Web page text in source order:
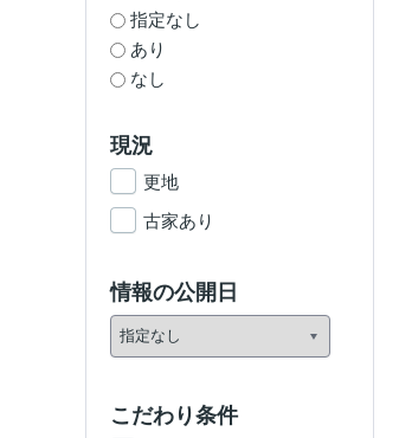
指定なし
あり
なし
現況
更地
古家あり
情報の公開日
こだわり条件